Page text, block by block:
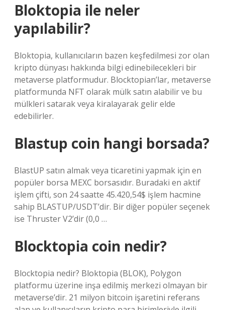
Bloktopia ile neler
yapılabilir?
Bloktopia, kullanıcıların bazen keşfedilmesi zor olan
kripto dünyası hakkında bilgi edinebilecekleri bir
metaverse platformudur. Blocktopian’lar, metaverse
platformunda NFT olarak mülk satın alabilir ve bu
mülkleri satarak veya kiralayarak gelir elde
edebilirler.
Blastup coin hangi borsada?
BlastUP satın almak veya ticaretini yapmak için en
popüler borsa MEXC borsasıdır. Buradaki en aktif
işlem çifti, son 24 saatte 45.420,54$ işlem hacmine
sahip BLASTUP/USDT’dir. Bir diğer popüler seçenek
ise Thruster V2’dir (0,0 …
Blocktopia coin nedir?
Blocktopia nedir? Bloktopia (BLOK), Polygon
platformu üzerine inşa edilmiş merkezi olmayan bir
metaverse’dir. 21 milyon bitcoin işaretini referans